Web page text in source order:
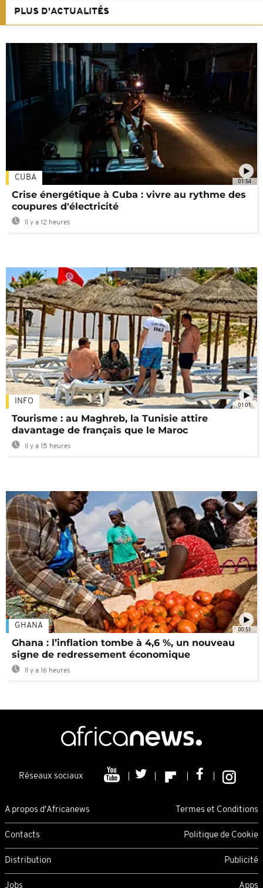
PLUS D'ACTUALITÉS
01:54
CUBA
Crise énergétique à Cuba : vivre au rythme des
coupures d'électricité
Il y a 12 heures
01:01
INFO
Tourisme : au Maghreb, la Tunisie attire
davantage de français que le Maroc
Il y a 15 heures
00:51
GHANA
Ghana : l’inflation tombe à 4,6 %, un nouveau
signe de redressement économique
Il y a 16 heures
Réseaux sociaux
A propos d'Africanews Termes et Conditions
Contacts Politique de Cookie
Distribution Publicité
Jobs Apps